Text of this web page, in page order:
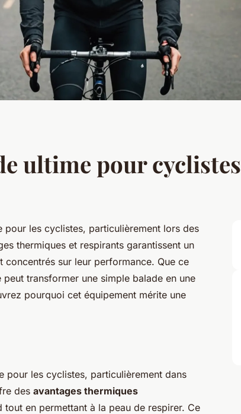
ultime pour cyclistes
pour les cyclistes, particulièrement lors des
thermiques et respirants garantissent un
sur leur performance. Que ce
transformer une simple balade en une
pourquoi cet équipement mérite une
pour les cyclistes, particulièrement dans
des avantages thermiques
en permettant à la peau de respirer. Ce